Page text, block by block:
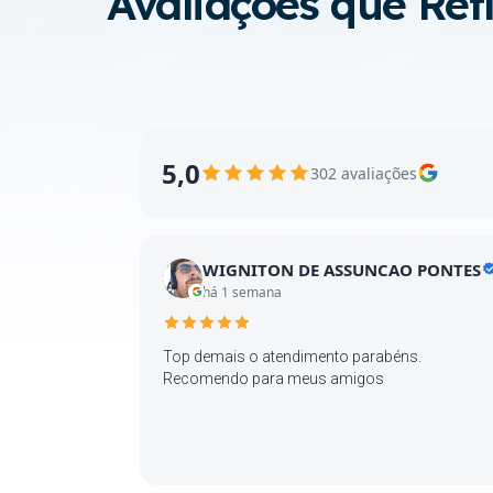
5,0 302 avaliações
WIGNITON DE ASSUNCAO PONTES
há 1 semana
Top demais o atendimento parabéns.
Recomendo para meus amigos